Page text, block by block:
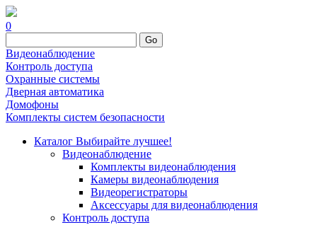
0
Go
Видеонаблюдение
Контроль доступа
Охранные системы
Дверная автоматика
Домофоны
Комплекты систем безопасности
Каталог Выбирайте лучшее!
Видеонаблюдение
Комплекты видеонаблюдения
Камеры видеонаблюдения
Видеорегистраторы
Аксессуары для видеонаблюдения
Контроль доступа